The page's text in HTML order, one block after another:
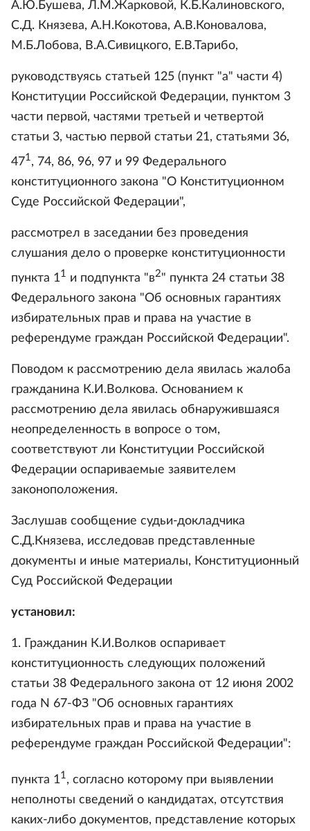
А.Ю.Бушева, Л.М.Жарковой, К.Б.Калиновского,
C.Д. Князева, А.Н.Кокотова, А.В.Коновалова,
М.Б.Лобова, В.А.Сивицкого, Е.В.Тарибо,
руководствуясь статьей 125 (пункт "а" части 4)
Конституции Российской Федерации, пунктом 3
части первой, частями третьей и четвертой
статьи 3, частью первой статьи 21, статьями 36,
471, 74, 86, 96, 97 и 99 Федерального
конституционного закона "О Конституционном
Суде Российской Федерации",
рассмотрел в заседании без проведения
слушания дело о проверке конституционности
пункта 11 и подпункта "в2" пункта 24 статьи 38
Федерального закона "Об основных гарантиях
избирательных прав и права на участие в
референдуме граждан Российской Федерации".
Поводом к рассмотрению дела явилась жалоба
гражданина К.И.Волкова. Основанием к
рассмотрению дела явилась обнаружившаяся
неопределенность в вопросе о том,
соответствуют ли Конституции Российской
Федерации оспариваемые заявителем
законоположения.
Заслушав сообщение судьи-докладчика
С.Д.Князева, исследовав представленные
документы и иные материалы, Конституционный
Суд Российской Федерации
установил:
1. Гражданин К.И.Волков оспаривает
конституционность следующих положений
статьи 38 Федерального закона от 12 июня 2002
года N 67-ФЗ "Об основных гарантиях
избирательных прав и права на участие в
референдуме граждан Российской Федерации":
пункта 11, согласно которому при выявлении
неполноты сведений о кандидатах, отсутствия
каких-либо документов, представление которых